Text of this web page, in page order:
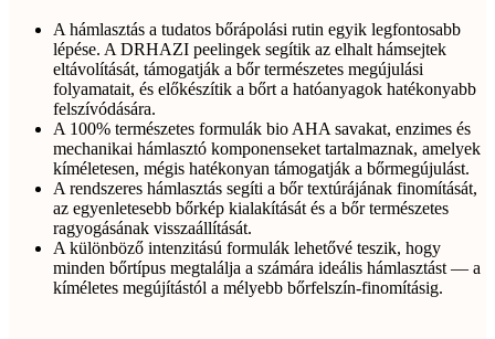
A hámlasztás a tudatos bőrápolási rutin egyik legfontosabb
lépése. A DRHAZI peelingek segítik az elhalt hámsejtek
eltávolítását, támogatják a bőr természetes megújulási
folyamatait, és előkészítik a bőrt a hatóanyagok hatékonyabb
felszívódására.
A 100% természetes formulák bio AHA savakat, enzimes és
mechanikai hámlasztó komponenseket tartalmaznak, amelyek
kíméletesen, mégis hatékonyan támogatják a bőrmegújulást.
A rendszeres hámlasztás segíti a bőr textúrájának finomítását,
az egyenletesebb bőrkép kialakítását és a bőr természetes
ragyogásának visszaállítását.
A különböző intenzitású formulák lehetővé teszik, hogy
minden bőrtípus megtalálja a számára ideális hámlasztást — a
kíméletes megújítástól a mélyebb bőrfelszín-finomításig.